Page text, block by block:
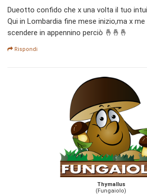
Dueotto confido che x una volta il tuo
Qui in Lombardia fine mese inizio,ma x
scendere in appennino perciò 🤞🤞🤞
Rispondi
Thymallus
(Fungaiolo)